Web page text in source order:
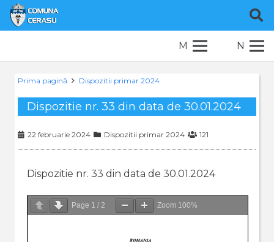
M N
Prima pagină Dispozitii primar 2024
Dispozitie nr. 33 din data de 30.01.2024
22 februarie 2024 Dispozitii primar 2024 121
Dispozitie nr. 33 din data de 30.01.2024
Page 1 / 2 Zoom 100%